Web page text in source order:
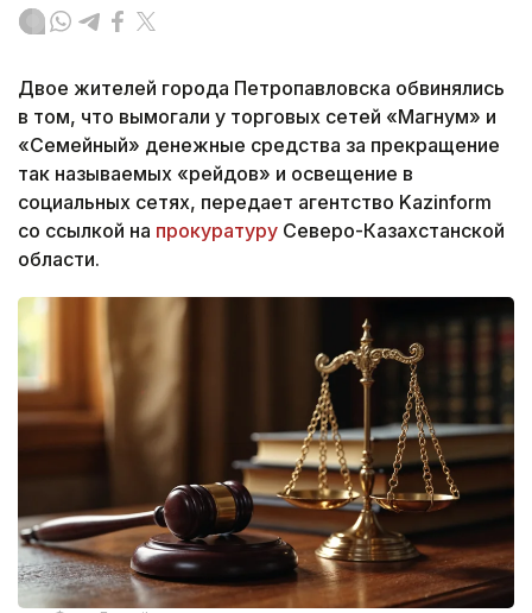
Двое жителей города Петропавловска обвинялись
в том, что вымогали у торговых сетей «Магнум» и
«Семейный» денежные средства за прекращение
так называемых «рейдов» и освещение в
социальных сетях, передает агентство Kazinform
со ссылкой на прокуратуру Северо-Казахстанской
области.